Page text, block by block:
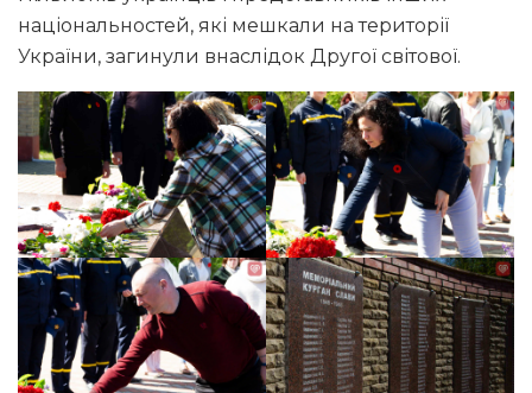
національностей, які мешкали на території
України, загинули внаслідок Другої світової.